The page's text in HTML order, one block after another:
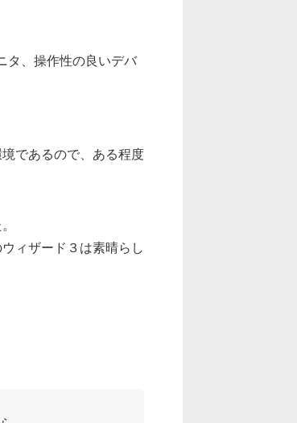
タ、操作性の良いデバ
であるので、ある程度
ィザード３は素晴らし